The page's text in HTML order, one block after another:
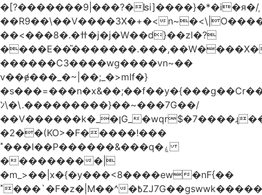
�[?�������9|���?�ʪi]����}�*�i�я�/֧
��R9��\��V����3X�+�<
��<���8�.�ߚ�j�j�W��d}��zl�?
������C3����wg����vn~��
v��ɇ���_�~|��;_�>mIf�}
ﾝ\�\.���������}��~���7G��/
��V������k�_�ןG_�wqr$�7����ɻ��-
�2��(KO>�F�����!���
˟���I��P������&���q�ۼ
���������|
�m_>��|x�{�y���<8����ew�nF{��
˟���`�F�z�|M��^�߿ZJ7G��gswwk������j��